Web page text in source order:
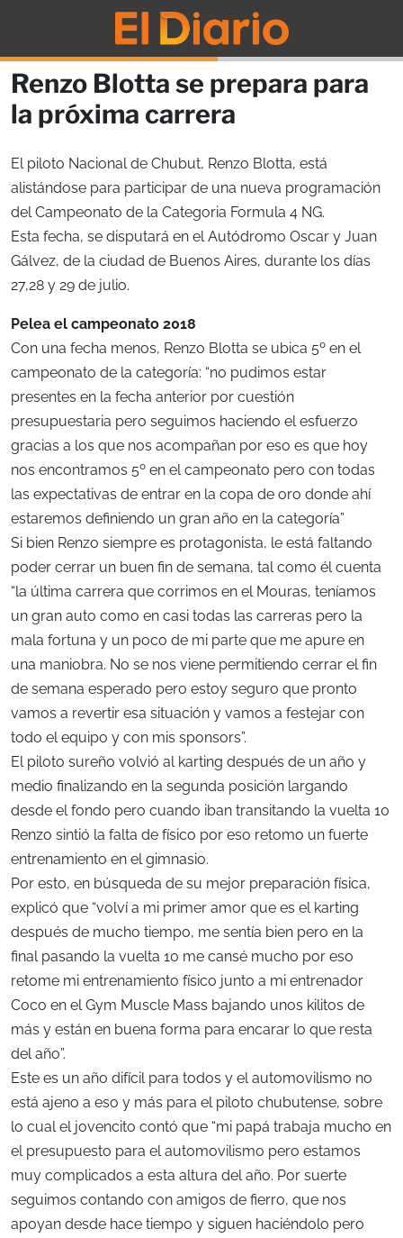
Renzo Blotta se prepara para
la próxima carrera
El piloto Nacional de Chubut, Renzo Blotta, está
alistándose para participar de una nueva programación
del Campeonato de la Categoria Formula 4 NG.
Esta fecha, se disputará en el Autódromo Oscar y Juan
Gálvez, de la ciudad de Buenos Aires, durante los días
27,28 y 29 de julio.
Pelea el campeonato 2018
Con una fecha menos, Renzo Blotta se ubica 5º en el
campeonato de la categoría: “no pudimos estar
presentes en la fecha anterior por cuestión
presupuestaria pero seguimos haciendo el esfuerzo
gracias a los que nos acompañan por eso es que hoy
nos encontramos 5º en el campeonato pero con todas
las expectativas de entrar en la copa de oro donde ahí
estaremos definiendo un gran año en la categoría”
Si bien Renzo siempre es protagonista, le está faltando
poder cerrar un buen fin de semana, tal como él cuenta
“la última carrera que corrimos en el Mouras, teníamos
un gran auto como en casi todas las carreras pero la
mala fortuna y un poco de mi parte que me apure en
una maniobra. No se nos viene permitiendo cerrar el fin
de semana esperado pero estoy seguro que pronto
vamos a revertir esa situación y vamos a festejar con
todo el equipo y con mis sponsors”.
El piloto sureño volvió al karting después de un año y
medio finalizando en la segunda posición largando
desde el fondo pero cuando iban transitando la vuelta 10
Renzo sintió la falta de físico por eso retomo un fuerte
entrenamiento en el gimnasio.
Por esto, en búsqueda de su mejor preparación física,
explicó que “volví a mi primer amor que es el karting
después de mucho tiempo, me sentía bien pero en la
final pasando la vuelta 10 me cansé mucho por eso
retome mi entrenamiento físico junto a mi entrenador
Coco en el Gym Muscle Mass bajando unos kilitos de
más y están en buena forma para encarar lo que resta
del año”.
Este es un año difícil para todos y el automovilismo no
está ajeno a eso y más para el piloto chubutense, sobre
lo cual el jovencito contó que “mi papá trabaja mucho en
el presupuesto para el automovilismo pero estamos
muy complicados a esta altura del año. Por suerte
seguimos contando con amigos de fierro, que nos
apoyan desde hace tiempo y siguen haciéndolo pero